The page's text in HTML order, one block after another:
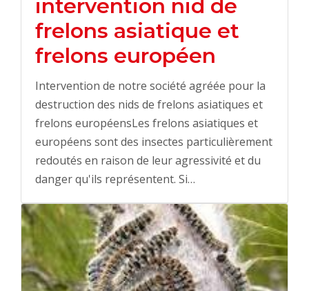
intervention nid de
frelons asiatique et
frelons européen
Intervention de notre société agréée pour la
destruction des nids de frelons asiatiques et
frelons européensLes frelons asiatiques et
européens sont des insectes particulièrement
redoutés en raison de leur agressivité et du
danger qu'ils représentent. Si…